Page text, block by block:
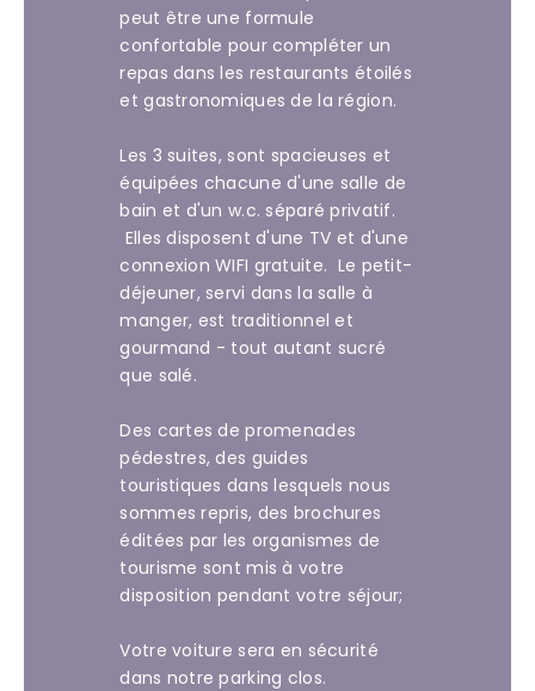
peut être une formule
confortable pour compléter un
repas dans les restaurants étoilés
et gastronomiques de la région.
Les 3 suites, sont spacieuses et
équipées chacune d'une salle de
bain et d'un w.c. séparé privatif.
Elles disposent d'une TV et d'une
connexion WIFI gratuite. Le petit-
déjeuner, servi dans la salle à
manger, est traditionnel et
gourmand - tout autant sucré
que salé.
Des cartes de promenades
pédestres, des guides
touristiques dans lesquels nous
sommes repris, des brochures
éditées par les organismes de
tourisme sont mis à votre
disposition pendant votre séjour;
Votre voiture sera en sécurité
dans notre parking clos.